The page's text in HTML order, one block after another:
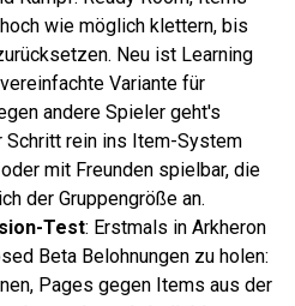
wie möglich klettern, bis
Neu ist Learning
Variante für
andere Spieler geht's
Schritt rein ins Item-System
mit Freunden spielbar, die
der Gruppengröße an.
Test: Erstmals in Arkheron
Beta Belohnungen zu holen:
Pages gegen Items aus der